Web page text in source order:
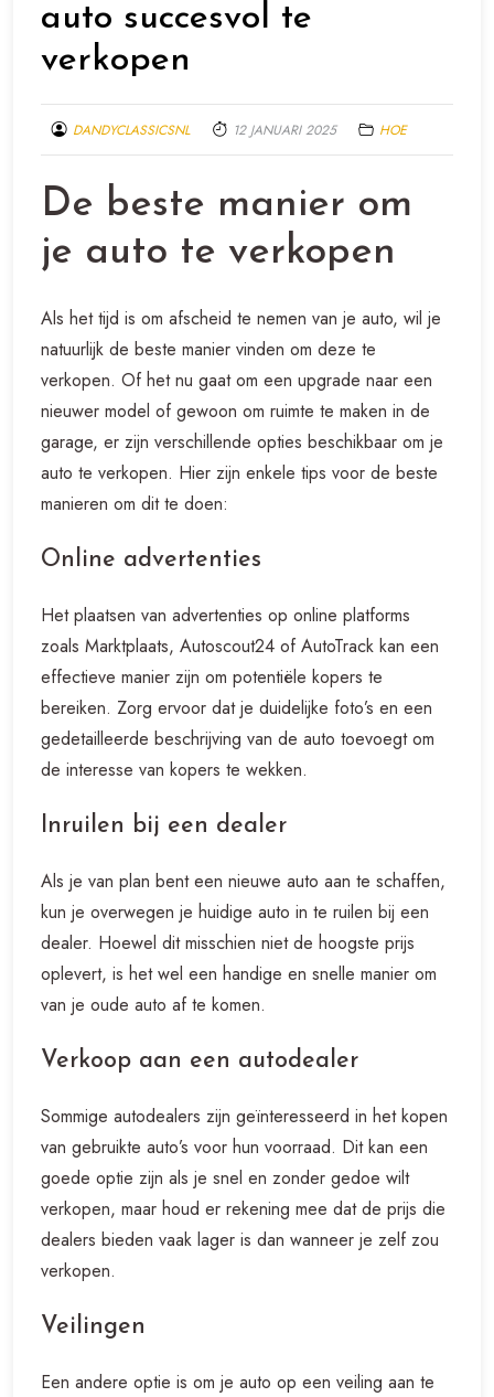
auto succesvol te
verkopen
DANDYCLASSICSNL 12 JANUARI 2025 HOE
De beste manier om
je auto te verkopen
Als het tijd is om afscheid te nemen van je auto, wil je
natuurlijk de beste manier vinden om deze te
verkopen. Of het nu gaat om een upgrade naar een
nieuwer model of gewoon om ruimte te maken in de
garage, er zijn verschillende opties beschikbaar om je
auto te verkopen. Hier zijn enkele tips voor de beste
manieren om dit te doen:
Online advertenties
Het plaatsen van advertenties op online platforms
zoals Marktplaats, Autoscout24 of AutoTrack kan een
effectieve manier zijn om potentiële kopers te
bereiken. Zorg ervoor dat je duidelijke foto’s en een
gedetailleerde beschrijving van de auto toevoegt om
de interesse van kopers te wekken.
Inruilen bij een dealer
Als je van plan bent een nieuwe auto aan te schaffen,
kun je overwegen je huidige auto in te ruilen bij een
dealer. Hoewel dit misschien niet de hoogste prijs
oplevert, is het wel een handige en snelle manier om
van je oude auto af te komen.
Verkoop aan een autodealer
Sommige autodealers zijn geïnteresseerd in het kopen
van gebruikte auto’s voor hun voorraad. Dit kan een
goede optie zijn als je snel en zonder gedoe wilt
verkopen, maar houd er rekening mee dat de prijs die
dealers bieden vaak lager is dan wanneer je zelf zou
verkopen.
Veilingen
Een andere optie is om je auto op een veiling aan te